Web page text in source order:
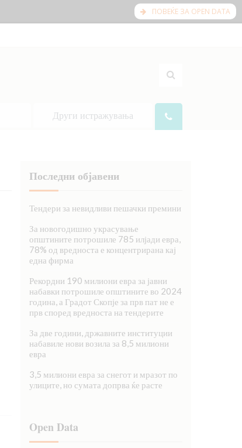
ПОВЕЌЕ ЗА OPEN DATA
Други истражувања
Последни објавени
Тендери за невидливи пешачки премини
За новогодишно украсување
општините потрошиле 785 илјади евра,
78% од вредноста е концентрирана кај
една фирма
Рекордни 190 милиони евра за јавни
набавки потрошиле општините во 2024
година, а Градот Скопје за прв пат не е
прв според вредноста на тендерите
За две години, државните институции
набавиле нови возила за 8,5 милиони
евра
3,5 милиони евра за снегот и мразот по
улиците, но сумата допрва ќе расте
Open Data